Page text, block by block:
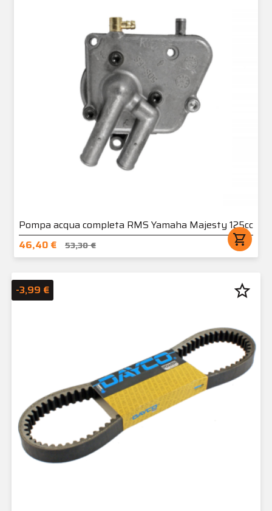
Pompa acqua completa RMS Yamaha Majesty 125cc
46,40 €
53,30 € shopping_cart
-3,99 € star_border